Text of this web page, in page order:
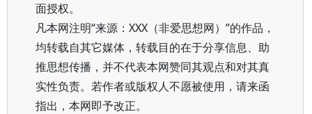
面授权。
凡本网注明“来源：XXX（非爱思想网）”的作品，
均转载自其它媒体，转载目的在于分享信息、助
推思想传播，并不代表本网赞同其观点和对其真
实性负责。若作者或版权人不愿被使用，请来函
指出，本网即予改正。